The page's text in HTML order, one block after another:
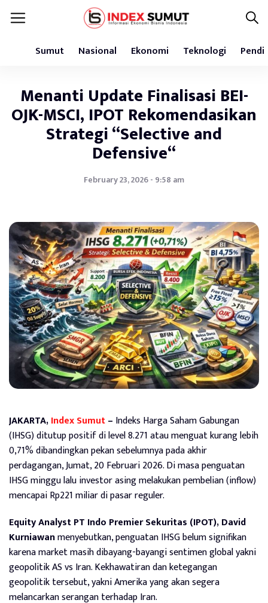
Sumut Nasional Ekonomi Teknologi
Menanti Update Finalisasi BEI-
OJK-MSCI, IPOT Rekomendasikan
Strategi “Selective and
Defensive“
February 23, 2026 - 9:58 am
JAKARTA,Index Sumut– Indeks Harga Saham Gabungan
(IHSG) ditutup positif di level 8.271 atau menguat kurang lebih
0,71% dibandingkan pekan sebelumnya pada akhir
perdagangan, Jumat, 20 Februari 2026. Di masa penguatan
IHSG minggu lalu investor asing melakukan pembelian (inflow)
mencapai Rp221 miliar di pasar reguler.
Equity Analyst PT Indo Premier Sekuritas (IPOT), David
Kurniawanmenyebutkan, penguatan IHSG belum signifikan
karena market masih dibayang-bayangi sentimen global yakni
geopolitik AS vs Iran. Kekhawatiran dan ketegangan
geopolitik tersebut, yakni Amerika yang akan segera
melancarkan serangan terhadap Iran.